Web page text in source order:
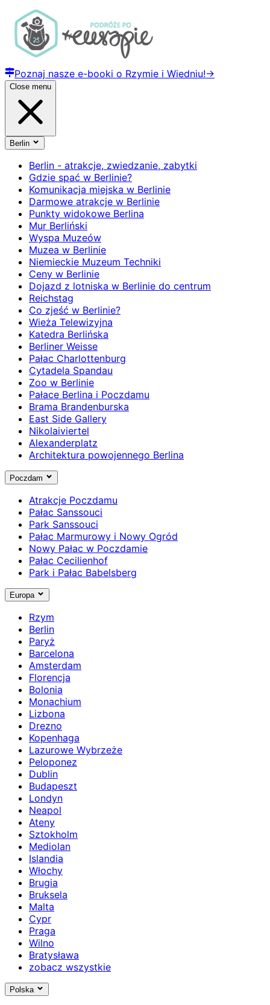
Poznaj nasze e-booki o Rzymie i Wiedniu!→
Close menu
Berlin
Berlin - atrakcje, zwiedzanie, zabytki
Gdzie spać w Berlinie?
Komunikacja miejska w Berlinie
Darmowe atrakcje w Berlinie
Punkty widokowe Berlina
Mur Berliński
Wyspa Muzeów
Muzea w Berlinie
Niemieckie Muzeum Techniki
Ceny w Berlinie
Dojazd z lotniska w Berlinie do centrum
Reichstag
Co zjeść w Berlinie?
Wieża Telewizyjna
Katedra Berlińska
Berliner Weisse
Pałac Charlottenburg
Cytadela Spandau
Zoo w Berlinie
Pałace Berlina i Poczdamu
Brama Brandenburska
East Side Gallery
Nikolaiviertel
Alexanderplatz
Architektura powojennego Berlina
Poczdam
Atrakcje Poczdamu
Pałac Sanssouci
Park Sanssouci
Pałac Marmurowy i Nowy Ogród
Nowy Pałac w Poczdamie
Pałac Cecilienhof
Park i Pałac Babelsberg
Europa
Rzym
Berlin
Paryż
Barcelona
Amsterdam
Florencja
Bolonia
Monachium
Lizbona
Drezno
Kopenhaga
Lazurowe Wybrzeże
Peloponez
Dublin
Budapeszt
Londyn
Neapol
Ateny
Sztokholm
Mediolan
Islandia
Włochy
Brugia
Bruksela
Malta
Cypr
Praga
Wilno
Bratysława
zobacz wszystkie
Polska